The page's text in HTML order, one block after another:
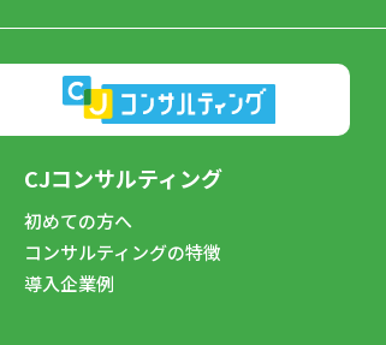
CJコンサルティング
初めての方へ
コンサルティングの特徴
導入企業例